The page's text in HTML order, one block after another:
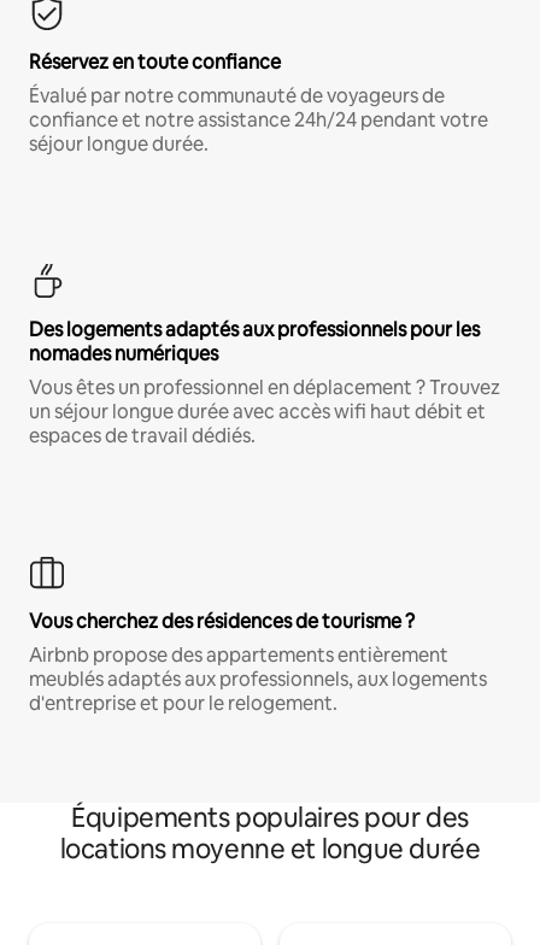
Réservez en toute confiance
Évalué par notre communauté de voyageurs de
confiance et notre assistance 24h/24 pendant votre
séjour longue durée.
Des logements adaptés aux professionnels pour les
nomades numériques
Vous êtes un professionnel en déplacement ? Trouvez
un séjour longue durée avec accès wifi haut débit et
espaces de travail dédiés.
Vous cherchez des résidences de tourisme ?
Airbnb propose des appartements entièrement
meublés adaptés aux professionnels, aux logements
d'entreprise et pour le relogement.
Équipements populaires pour des
locations moyenne et longue durée